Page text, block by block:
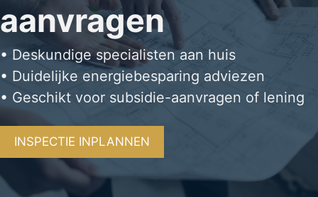
aanvragen
• Deskundige specialisten aan huis
• Duidelijke energiebesparing adviezen
• Geschikt voor subsidie-aanvragen of lening
INSPECTIE INPLANNEN